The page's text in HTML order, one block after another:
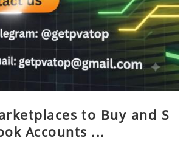
to Buy and S
Accounts ...